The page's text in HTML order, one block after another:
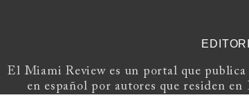
El Miami Review es un portal que publica
en español por autores que residen